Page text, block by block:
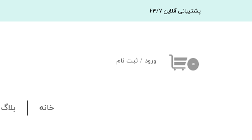
پشتیبانی آنلاین ۲۴/۷
ورود / ثبت نام
۰
خانه بلاگ